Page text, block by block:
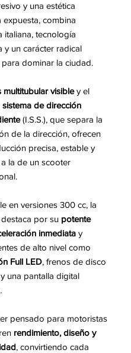
y una estética
expuesta, combina
italiana, tecnología
y un carácter radical
dominar la ciudad.
multitubular visibley el
sistema de dirección
(I.S.S.), que separa la
de la dirección, ofrecen
precisa, estable y
la de un scooter
en versiones 300 cc, la
por su potente
inmediata y
de alto nivel como
Full LED, frenos de disco
una pantalla digital
pensado para motoristas
rendimiento, diseño y
, convirtiendo cada